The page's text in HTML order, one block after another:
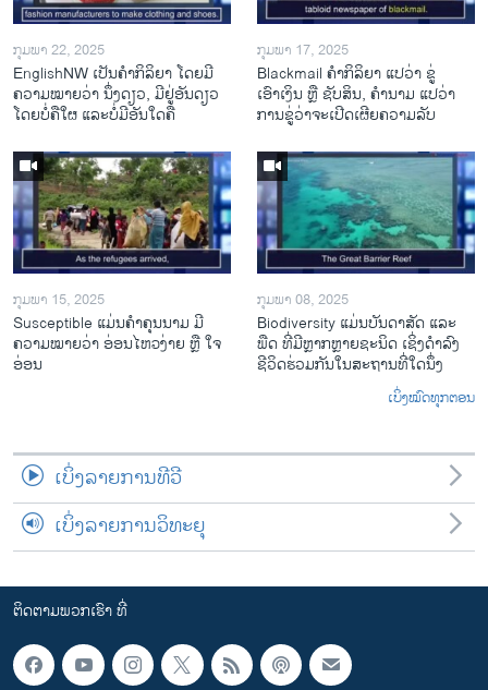
ກຸມພາ 22, 2025
EnglishNW ເປັນຄໍາກິລິຍາ ໂດຍມີ
ຄວາມໝາຍວ່າ ນຶ່ງດຽວ, ມີຢູ່ອັນດຽວ
ໂດຍບໍ່ຄືໃຜ ແລະບໍ່ມີອັນໃດຄື
ກຸມພາ 17, 2025
Blackmail ຄໍາກິລິຍາ ແປວ່າ ຂູ່
ເອົາເງິນ ຫຼື ຊັບສິນ, ຄໍານາມ ແປວ່າ
ການຂູ່ວ່າຈະເປີດເຜີຍຄວາມລັບ
ກຸມພາ 15, 2025
Susceptible ແມ່ນຄໍາຄຸນນາມ ມີ
ຄວາມໝາຍວ່າ ອ່ອນໄຫວງ່າຍ ຫຼື ໃຈ
ອ່ອນ
ກຸມພາ 08, 2025
Biodiversity ແມ່ນບັນດາສັດ ແລະ
ພືດ ທີ່ມີຫຼາກຫຼາຍຊະນິດ ເຊິ່ງດໍາລົງ
ຊີວິດຮ່ວມກັນໃນສະຖານທີ່ໃດນຶ່ງ
ເບິ່ງໝົດທຸກຕອນ
ເບິ່ງລາຍການທີວີ
ເບິ່ງລາຍການວິທະຍຸ
ຕິດຕາມພວກເຮົາ ທີ່